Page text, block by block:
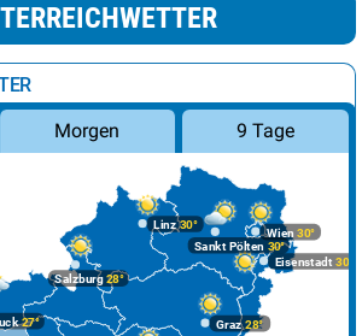
Morgen 9 Tage
Graz28°
27°
Linz30°
Salzburg28°
Wien 30°
Eisenstadt 30°
Sankt Pölten 30°